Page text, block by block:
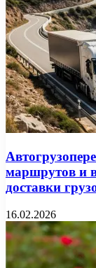
маршрутов и
доставки
16.02.2026